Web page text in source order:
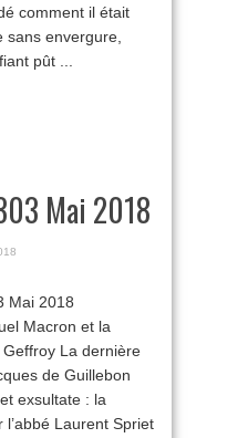
comment il était
sans envergure,
pût ...
Mai 2018
Mai 2018
Macron et la
La dernière
de Guillebon
exsultate : la
Laurent Spriet